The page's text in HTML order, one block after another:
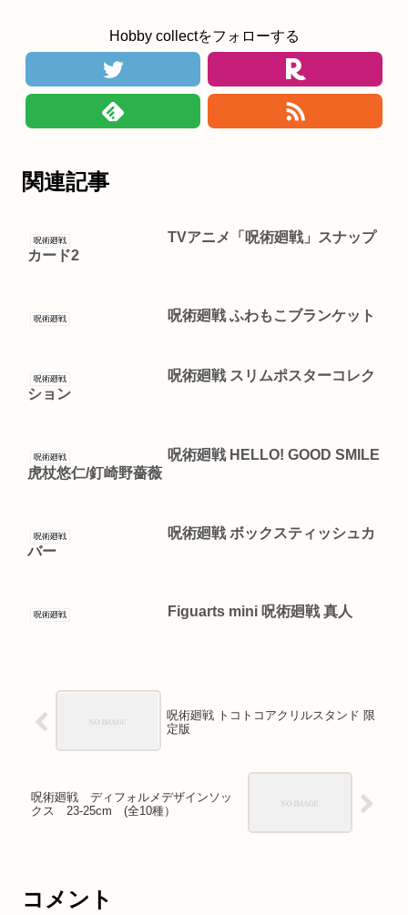
Hobby collectをフォローする
関連記事
呪術廻戦
TVアニメ「呪術廻戦」スナップ
カード2
呪術廻戦 呪術廻戦 ふわもこブランケット
呪術廻戦
呪術廻戦 スリムポスターコレク
ション
呪術廻戦
呪術廻戦 HELLO! GOOD SMILE
虎杖悠仁/釘崎野薔薇
呪術廻戦
呪術廻戦 ボックスティッシュカ
バー
呪術廻戦 Figuarts mini 呪術廻戦 真人
呪術廻戦 トコトコアクリルスタンド 限
定版
呪術廻戦 ディフォルメデザインソッ
クス 23-25cm (全10種）
コメント